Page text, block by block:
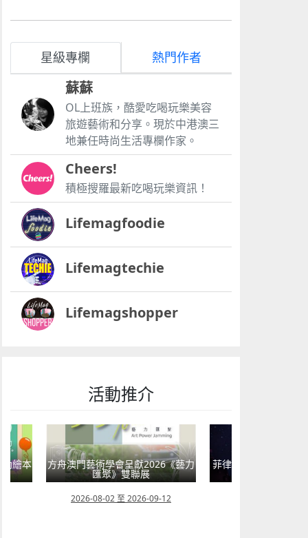
星級專欄 熱門作者
蘇蘇
OL上班族，酷愛吃喝玩樂美容
旅遊藝術和分享。現於中港澳三
地兼任時尚生活專欄作家。
Cheers!
積極搜羅最新吃喝玩樂資訊！
Lifemagfoodie
Lifemagtechie
Lifemagshopper
活動推介
幼繪本 方舟澳門藝術學會呈獻2026《藝力
匯聚》雙聯展
2026-08-02 至 2026-09-12
菲律賓亮點文創活動